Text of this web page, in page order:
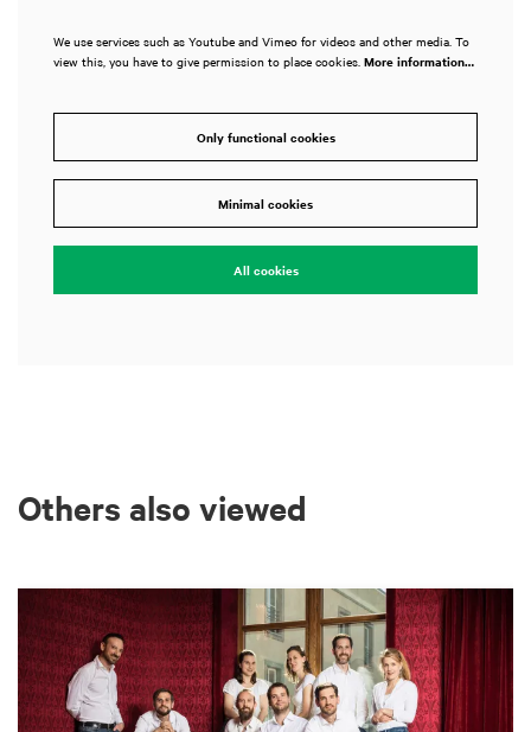
We use services such as Youtube and Vimeo for videos and other media. To
view this, you have to give permission to place cookies. More information…
Only functional cookies
Minimal cookies
All cookies
Others also viewed